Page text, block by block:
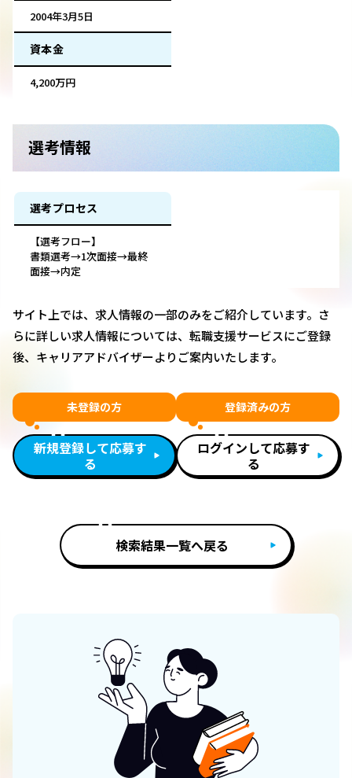
2004年3月5日
資本金
4,200万円
選考情報
選考プロセス
【選考フロー】
書類選考→1次面接→最終
面接→内定
サイト上では、求人情報の一部のみをご紹介しています。さ
らに詳しい求人情報については、転職支援サービスにご登録
後、キャリアアドバイザーよりご案内いたします。
未登録の方
新規登録して応募す
る
登録済みの方
ログインして応募す
る
検索結果一覧へ戻る